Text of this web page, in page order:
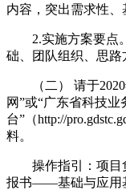
内容，突出需求性、
2.实施方案要点。
础、团队组织、思路
（二） 请于2020
网”或“广东省科技
台”（http://
料。
操作指引：项目
报书——基础与应用